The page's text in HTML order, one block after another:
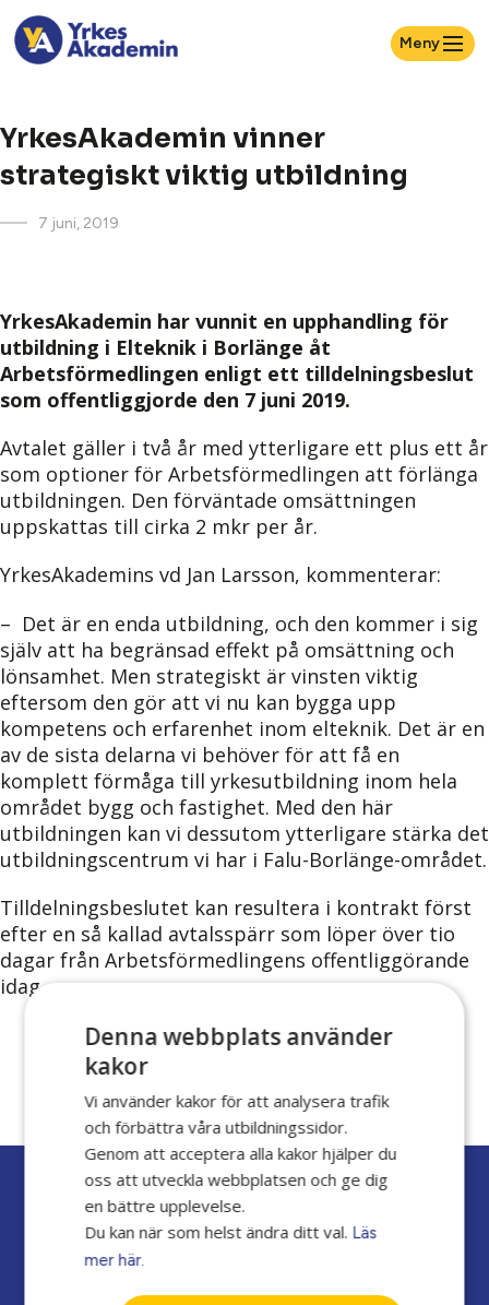
Meny
YrkesAkademin vinner
strategiskt viktig utbildning
7 juni, 2019
YrkesAkademin har vunnit en upphandling för
utbildning i Elteknik i Borlänge åt
Arbetsförmedlingen enligt ett tilldelningsbeslut
som offentliggjorde den 7 juni 2019.
Avtalet gäller i två år med ytterligare ett plus ett år
som optioner för Arbetsförmedlingen att förlänga
utbildningen. Den förväntade omsättningen
uppskattas till cirka 2 mkr per år.
YrkesAkademins vd Jan Larsson, kommenterar:
– Det är en enda utbildning, och den kommer i sig
själv att ha begränsad effekt på omsättning och
lönsamhet. Men strategiskt är vinsten viktig
eftersom den gör att vi nu kan bygga upp
kompetens och erfarenhet inom elteknik. Det är en
av de sista delarna vi behöver för att få en
komplett förmåga till yrkesutbildning inom hela
området bygg och fastighet. Med den här
utbildningen kan vi dessutom ytterligare stärka det
utbildningscentrum vi har i Falu-Borlänge-området.
Tilldelningsbeslutet kan resultera i kontrakt först
efter en så kallad avtalsspärr som löper över tio
dagar från Arbetsförmedlingens offentliggörande
idag.
7 juni, 2019
Denna webbplats använder
kakor
Vi använder kakor för att analysera trafik
och förbättra våra utbildningssidor.
Genom att acceptera alla kakor hjälper du
oss att utveckla webbplatsen och ge dig
en bättre upplevelse.
Du kan när som helst ändra ditt val. Läs
mer här.